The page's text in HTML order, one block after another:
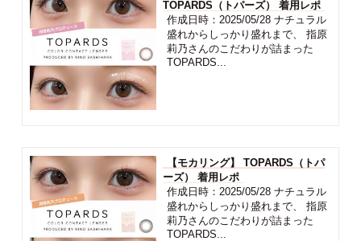
TOPARDS（トパーズ） 着用レポ
作成日時：2025/05/28 ナチュラル
盛れからしっかり盛れまで、 指原
莉乃さんのこだわりが詰まった
TOPARDS...
【モカリング】 TOPARDS（トパ
ーズ） 着用レポ
作成日時：2025/05/28 ナチュラル
盛れからしっかり盛れまで、 指原
莉乃さんのこだわりが詰まった
TOPARDS...